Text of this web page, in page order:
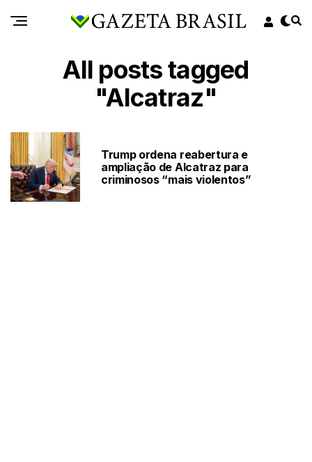
All posts tagged
"Alcatraz"
Trump ordena reabertura e
ampliação de Alcatraz para
criminosos “mais violentos”